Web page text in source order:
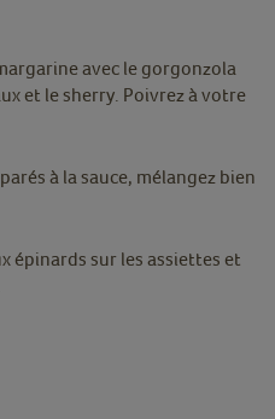
avec le gorgonzola
et le sherry. Poivrez à votre
à la sauce, mélangez bien
épinards sur les assiettes et